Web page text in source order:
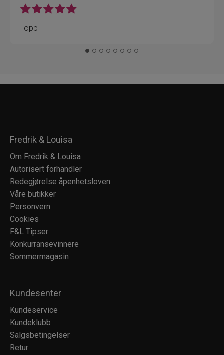
Topp
Fredrik & Louisa
Om Fredrik & Louisa
Autorisert forhandler
Redegjørelse åpenhetsloven
Våre butikker
Personvern
Cookies
F&L Tipser
Konkurransevinnere
Sommermagasin
Kundesenter
Kundeservice
Kundeklubb
Salgsbetingelser
Retur